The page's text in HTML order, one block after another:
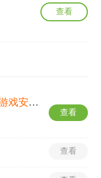
查看
查看
天天过马路游戏安卓版下载
查看